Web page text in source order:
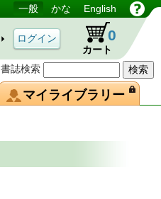
書誌検索
一般 かな English
カート
0
マイライブラリー